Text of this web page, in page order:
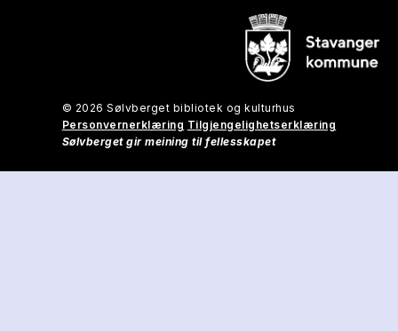
© 2026 Sølvberget bibliotek og kulturhus
Personvernerklæring Tilgjengelighetserklæring
Sølvberget gir meining til fellesskapet